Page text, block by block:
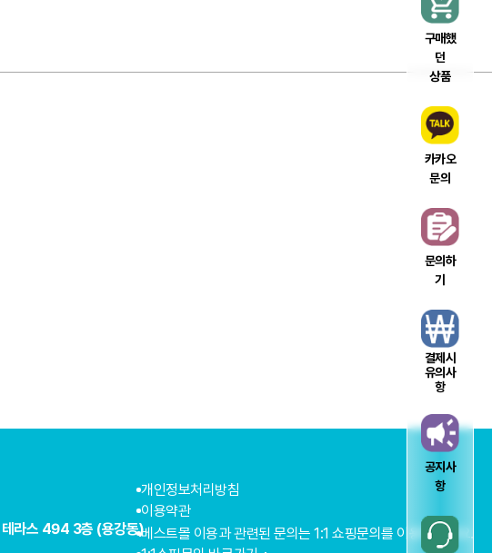
테라스 494 3층 (용강동)
개인정보처리방침
이용약관
베스트몰 이용과 관련된 문의는 1:1 쇼핑문의를 이용해주세요.
구매했
던
상품
카카오
문의
문의하
기
결제시
유의사
항
공지사
항